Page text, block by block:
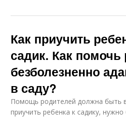
Как приучить
садик. Как помочь
безболезненно
в саду?
Помощь родителей должна быть
приучить ребенка к садику,